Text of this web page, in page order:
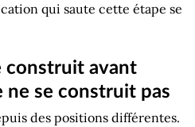
qui saute cette étape se
construit avant
ne se construit pas
des positions différentes.